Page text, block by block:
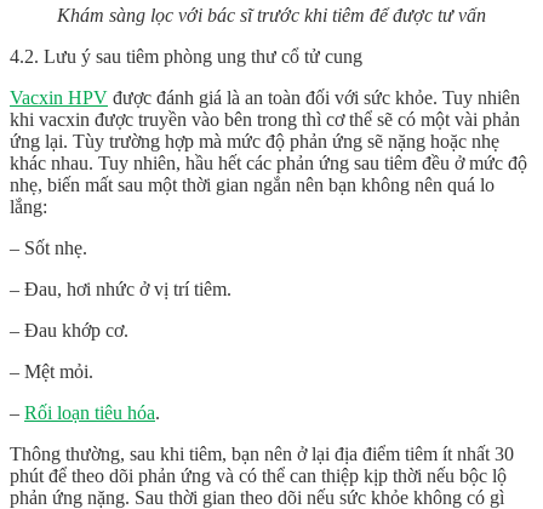
Khám sàng lọc với bác sĩ trước khi tiêm để được tư vấn
4.2. Lưu ý sau tiêm phòng ung thư cổ tử cung
Vacxin HPV được đánh giá là an toàn đối với sức khỏe. Tuy nhiên
khi vacxin được truyền vào bên trong thì cơ thể sẽ có một vài phản
ứng lại. Tùy trường hợp mà mức độ phản ứng sẽ nặng hoặc nhẹ
khác nhau. Tuy nhiên, hầu hết các phản ứng sau tiêm đều ở mức độ
nhẹ, biến mất sau một thời gian ngắn nên bạn không nên quá lo
lắng:
– Sốt nhẹ.
– Đau, hơi nhức ở vị trí tiêm.
– Đau khớp cơ.
– Mệt mỏi.
– Rối loạn tiêu hóa.
Thông thường, sau khi tiêm, bạn nên ở lại địa điểm tiêm ít nhất 30
phút để theo dõi phản ứng và có thể can thiệp kịp thời nếu bộc lộ
phản ứng nặng. Sau thời gian theo dõi nếu sức khỏe không có gì